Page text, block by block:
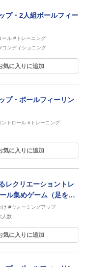
プ・2人組ボールフィー
ール #トレーニング
コンディショニング
気に入りに追加
プ・ボールフィーリン
ントロール #トレーニング
気に入りに追加
レクリエーショントレ
ル集めゲーム（足を使
け #ウォーミングアップ
人数
気に入りに追加